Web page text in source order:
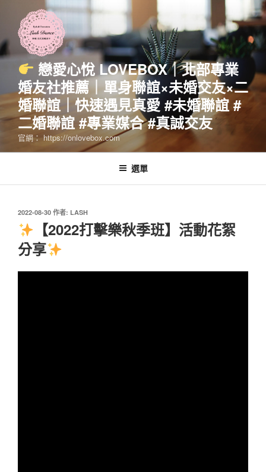
要
戀愛心悅 LOVEBOX｜北部專業
婚友社推薦｜單身聯誼×未婚交友×二
婚聯誼｜快速遇見真愛 #未婚聯誼 #
二婚聯誼 #專業媒合 #真誠交友
官網： https://onlovebox.com
選單
發
佈
於
2022-08-30 作者: LASH
【2022打擊樂秋季班】活動花絮
分享